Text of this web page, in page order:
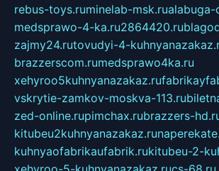
rebus-toys.ruminelab-msk.ru
medsprawo-4-ka.ru2864420.ru
zajmy24.rutovudyi-4-
brazzerscom.rumedsprawo4ka.ru
xehyroo5kuhnyanazakaz.ru
vskrytie-zamkov-moskva-113.ru
zed-online.rupimchax.rubrazzers-
kitubeu2kuhnyanazakaz.ru
kuhnyaofabrikaufabrik.rukitubeu-2-